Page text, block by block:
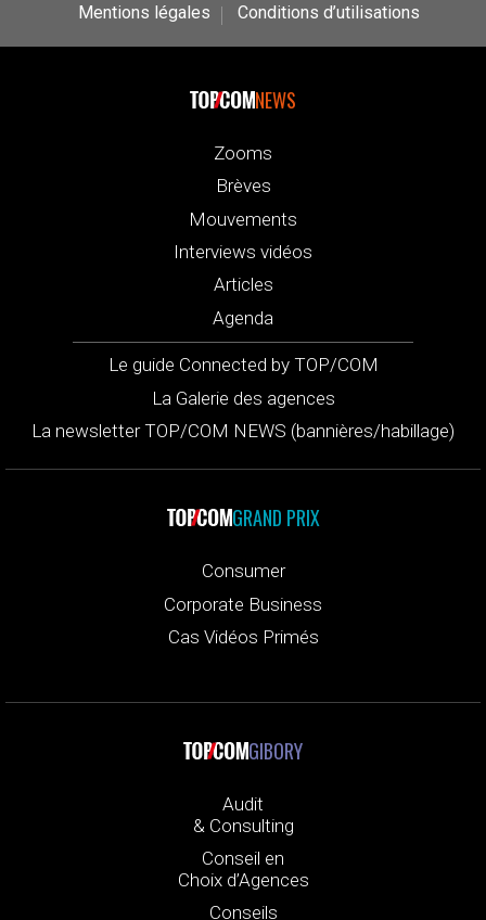
Mentions légales
Conditions d’utilisations
NEWS
Zooms
Brèves
Mouvements
Interviews vidéos
Articles
Agenda
Le guide Connected by TOP/COM
La Galerie des agences
La newsletter TOP/COM NEWS (bannières/habillage)
GRAND PRIX
Consumer
Corporate Business
Cas Vidéos Primés
GIBORY
Audit
& Consulting
Conseil en
Choix d’Agences
Conseils